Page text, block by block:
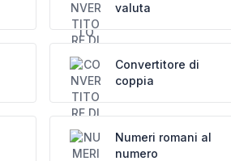
valuta
Convertitore di
coppia
Numeri romani al
numero